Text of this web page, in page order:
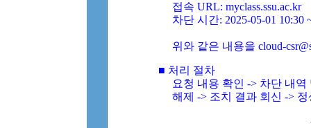
접속 URL: myclass.ssu.ac.kr
차단 시간: 2025-05-01 10:30
위와 같은 내용을 cloud-
■ 처리 절차
요청 내용 확인 -> 차단 내
해제 -> 조치 결과 회신 ->